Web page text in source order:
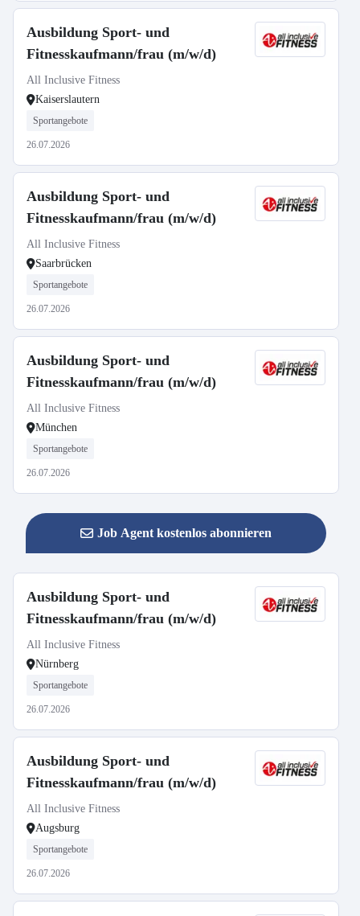
Ausbildung Sport- und
Fitnesskaufmann/frau (m/w/d)
All Inclusive Fitness
Kaiserslautern
Sportangebote
26.07.2026
Ausbildung Sport- und
Fitnesskaufmann/frau (m/w/d)
All Inclusive Fitness
Saarbrücken
Sportangebote
26.07.2026
Ausbildung Sport- und
Fitnesskaufmann/frau (m/w/d)
All Inclusive Fitness
München
Sportangebote
26.07.2026
Job Agent kostenlos abonnieren
Ausbildung Sport- und
Fitnesskaufmann/frau (m/w/d)
All Inclusive Fitness
Nürnberg
Sportangebote
26.07.2026
Ausbildung Sport- und
Fitnesskaufmann/frau (m/w/d)
All Inclusive Fitness
Augsburg
Sportangebote
26.07.2026